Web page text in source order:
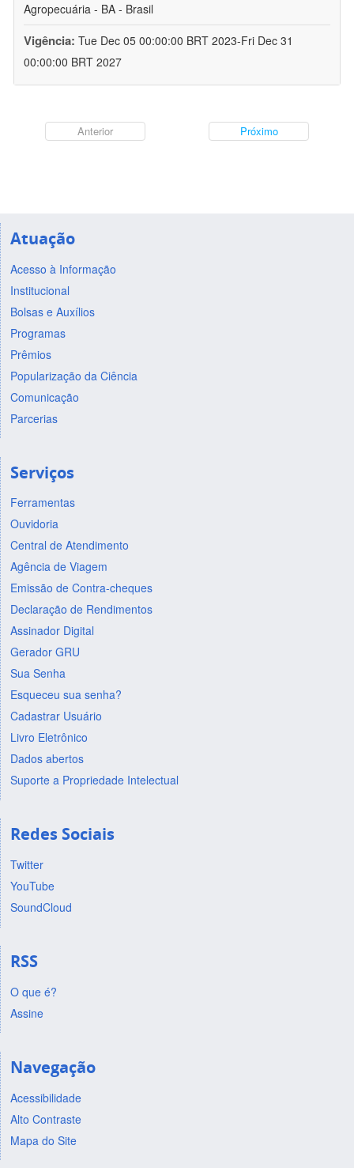
Agropecuária - BA - Brasil
Vigência: Tue Dec 05 00:00:00 BRT 2023-Fri Dec 31
00:00:00 BRT 2027
Anterior Próximo
Atuação
Acesso à Informação
Institucional
Bolsas e Auxílios
Programas
Prêmios
Popularização da Ciência
Comunicação
Parcerias
Serviços
Ferramentas
Ouvidoria
Central de Atendimento
Agência de Viagem
Emissão de Contra-cheques
Declaração de Rendimentos
Assinador Digital
Gerador GRU
Sua Senha
Esqueceu sua senha?
Cadastrar Usuário
Livro Eletrônico
Dados abertos
Suporte a Propriedade Intelectual
Redes Sociais
Twitter
YouTube
SoundCloud
RSS
O que é?
Assine
Navegação
Acessibilidade
Alto Contraste
Mapa do Site